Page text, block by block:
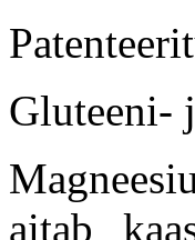
Gluteeni-
aitab